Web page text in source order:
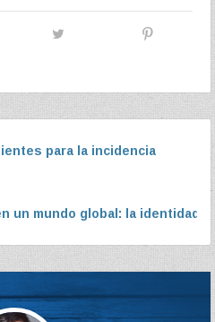
para la incidencia
un mundo global: la identidad